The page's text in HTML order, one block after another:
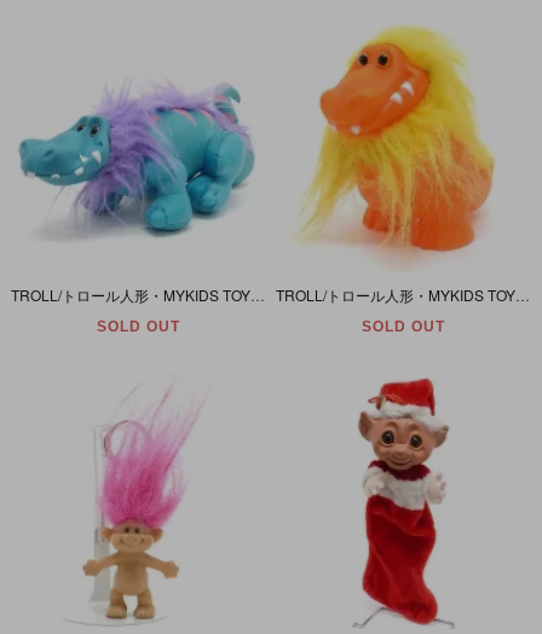
TROLL/トロール人形・MYKIDS TOY/マイキッズトイ・Squeaky Plush/笛入りぬいぐるみ 「パープル×ブルー/DINO TROLLS・(ダイノ)ディノトロール・恐竜」 ダメージ有
SOLD OUT SOLD OUT